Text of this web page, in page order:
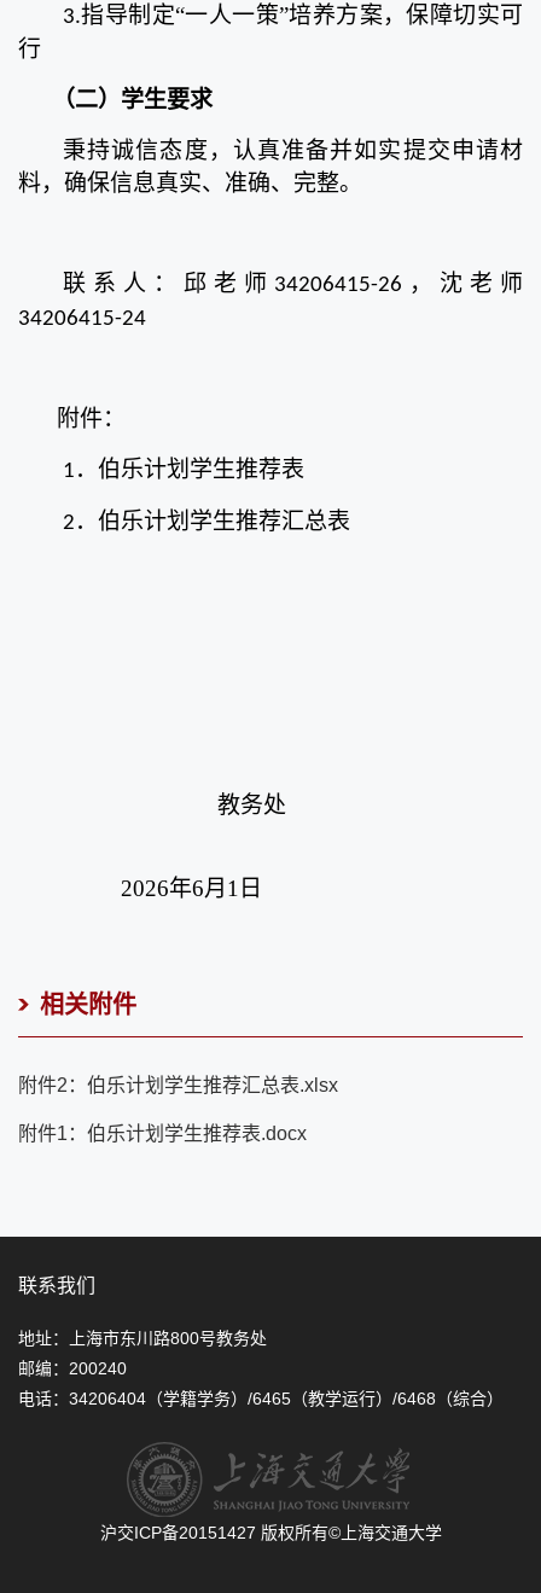
3.指导制定“一人一策”培养方案，保障切实可
行
（二） 学生要求
秉持诚信态度，认真准备并如实提交申请材
料，确保信息真实、准确、完整。
联系人：邱老师 34206415-26 ，沈老师
34206415-24
附件：
1． 伯乐计划学生推荐表
2． 伯乐计划学生推荐汇总表
教务处
2026年6月 1 日
相关附件
附件2：伯乐计划学生推荐汇总表.xlsx
附件1：伯乐计划学生推荐表.docx
联系我们
地址：上海市东川路800号教务处
邮编：200240
电话：34206404（学籍学务）/6465（教学运行）/6468（综合）
沪交ICP备20151427 版权所有©上海交通大学